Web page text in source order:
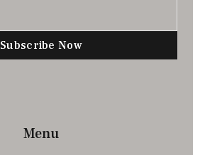
Subscribe Now
Menu